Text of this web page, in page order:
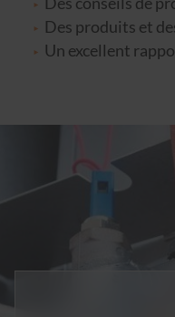
Des produits et
Un excellent